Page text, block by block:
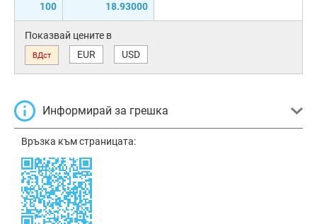
100 18.93000
Показвай цените в
ВДст EUR USD
Информирай за грешка
Връзка към страницата: